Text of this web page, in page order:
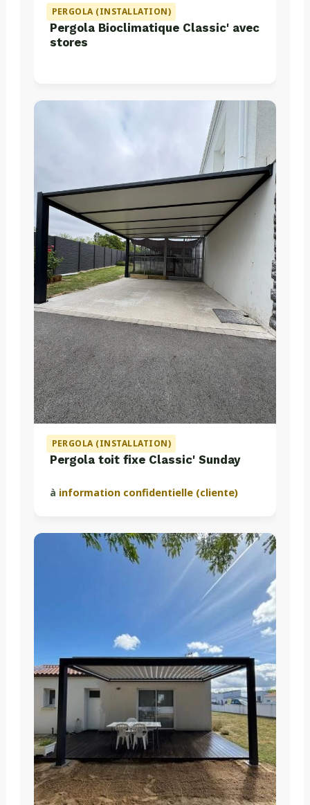
PERGOLA (INSTALLATION)
Pergola Bioclimatique Classic' avec
stores
PERGOLA (INSTALLATION)
Pergola toit fixe Classic' Sunday
à information confidentielle (cliente)